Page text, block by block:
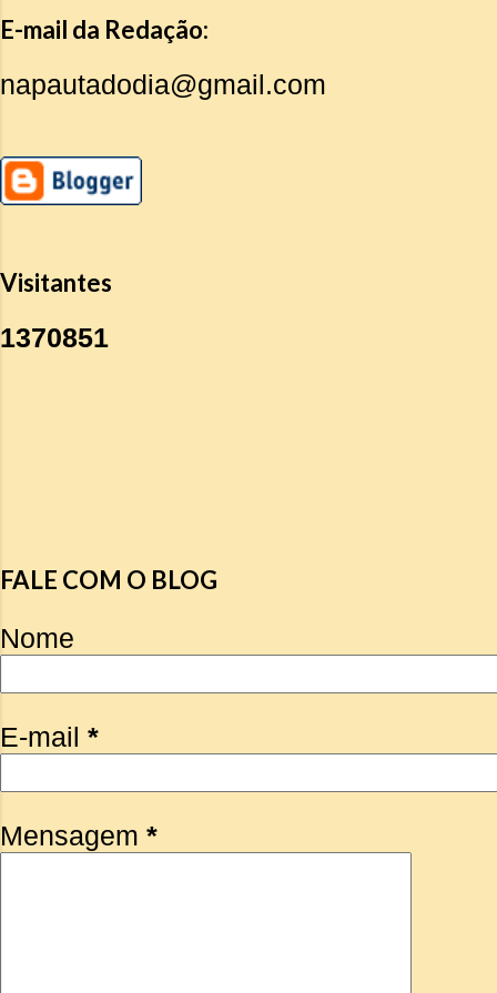
E-mail da Redação:
napautadodia@gmail.com
Visitantes
1370851
FALE COM O BLOG
Nome
E-mail *
Mensagem *